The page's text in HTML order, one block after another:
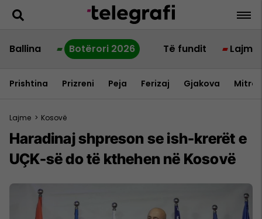
Ballina Botërori 2026 Të fundit Lajme
Prishtina Prizreni Peja Ferizaj Gjakova
Lajme > Kosovë
​Haradinaj shpreson se ish-krerët e
UÇK-së do të kthehen në Kosovë